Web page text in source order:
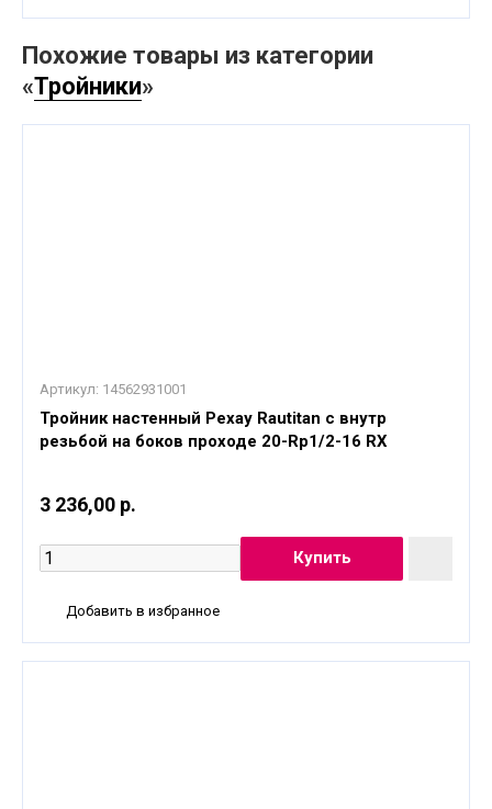
Похожие товары из категории
«Тройники»
Артикул: 14562931001
Тройник настенный Рехау Rautitan с внутр
резьбой на боков проходе 20-Rp1/2-16 RX
3 236,00 р.
Добавить в избранное